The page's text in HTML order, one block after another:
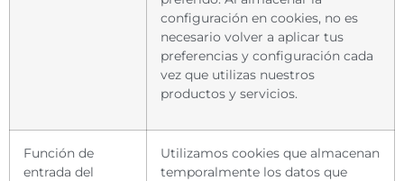
configuración en cookies, no es
necesario volver a aplicar tus
preferencias y configuración cada
vez que utilizas nuestros
productos y servicios.
Función de
entrada del
Utilizamos cookies que almacenan
temporalmente los datos que